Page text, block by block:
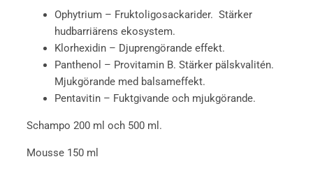
Ophytrium – Fruktoligosackarider. Stärker
hudbarriärens ekosystem.
Klorhexidin – Djuprengörande effekt.
Panthenol – Provitamin B. Stärker pälskvalitén.
Mjukgörande med balsameffekt.
Pentavitin – Fuktgivande och mjukgörande.
Schampo 200 ml och 500 ml.
Mousse 150 ml